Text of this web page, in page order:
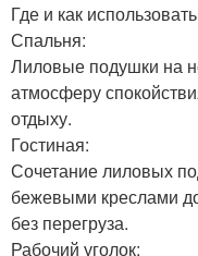
Где и как
Спальня:
Лиловые подушки на
атмосферу
отдыху.
Гостиная:
Сочетание лиловых
бежевыми креслами
без перегруза.
Рабочий уголок: